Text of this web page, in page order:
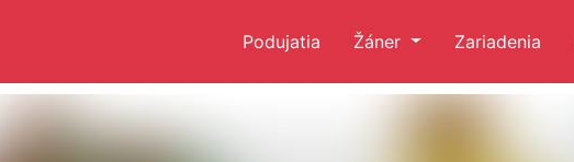
Podujatia Žáner Zariadenia